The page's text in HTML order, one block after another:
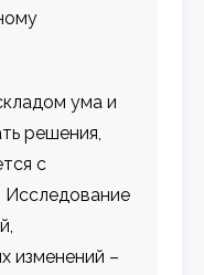
ума и
решения,
с
изменений –